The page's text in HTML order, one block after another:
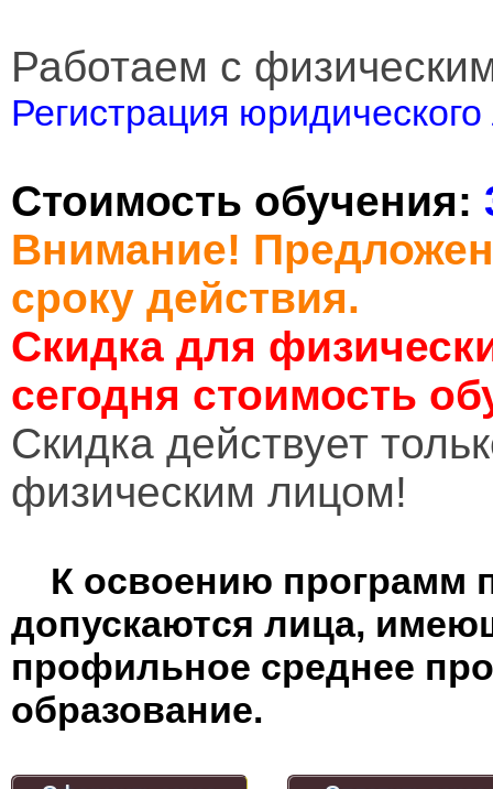
Работаем с
Регистрация
Стоимость обучения:
Внимание!
сроку действия.
Скидка для
сегодня стоимость
Cкидка действует
физическим лицом!
К освоению программ
допускаются лица,
профильное среднее
образование.